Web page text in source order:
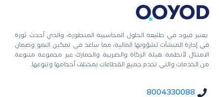
يعتبر قيود في طليعة الحلول المحاسبية المتطورة، والذي أحدث ثورة
في إدارة المنشآت لشؤونها المالية، مما ساعد في تمكين النمو وضمان
الامتثال لأنظمة هيئة الزكاة والضريبة والجمارك عبر مجموعة متنوعة
من الخدمات والتي تخدم جميع القطاعات بمختلف أحجامها وتنوعها.
8004330088